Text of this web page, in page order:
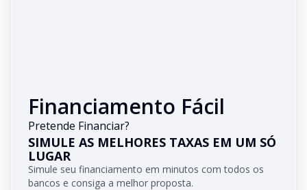
Financiamento Fácil
Pretende Financiar?
SIMULE AS MELHORES TAXAS EM UM SÓ
LUGAR
Simule seu financiamento em minutos com todos os
bancos e consiga a melhor proposta.